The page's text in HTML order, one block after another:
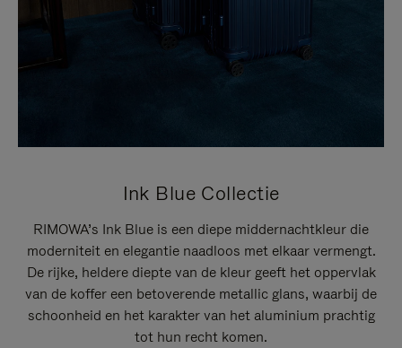
Ink Blue Collectie
RIMOWA’s Ink Blue is een diepe middernachtkleur die
moderniteit en elegantie naadloos met elkaar vermengt.
De rijke, heldere diepte van de kleur geeft het oppervlak
van de koffer een betoverende metallic glans, waarbij de
schoonheid en het karakter van het aluminium prachtig
tot hun recht komen.